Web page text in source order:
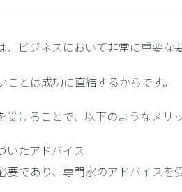
ビジネスにおいて非常に重要な
とは成功に直結するからです。
けることで、以下のようなメリ
いたアドバイス
要であり、専門家のアドバイス